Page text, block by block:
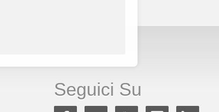
Seguici Su